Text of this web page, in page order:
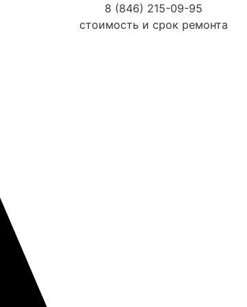
8 (846) 215-09-95
стоимость и срок ремонта